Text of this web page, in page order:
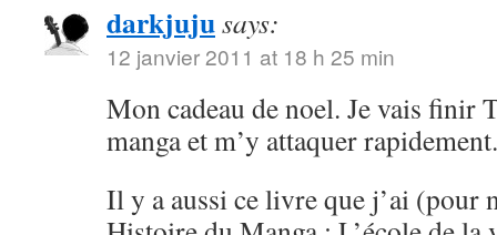
darkjujusays:
12 janvier 2011 at 18 h 25 min
Mon cadeau de noel. Je vais finir
manga et m’y attaquer rapidement.
Il y a aussi ce livre que j’ai (pour